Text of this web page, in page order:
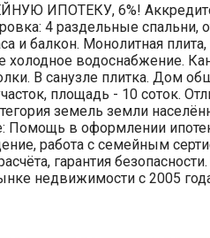
ИПОТЕКУ, 6%!
4 раздельные спальни,
и балкон. Монолитная
водоснабжение.
В санузле плитка. Дом
площадь - 10 соток.
земель земли
Помощь в оформлении
работа с семейным
гарантия
недвижимости с 2005